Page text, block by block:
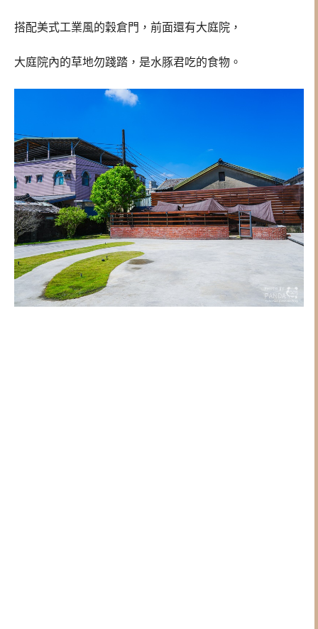
搭配美式工業風的穀倉門，前面還有大庭院，
大庭院內的草地勿踐踏，是水豚君吃的食物。